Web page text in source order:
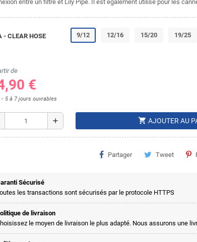
entre un filtre et Lily Pipe. Il est également utilisé pour les
- CLEAR HOSE
9/12 12/16 15/20 19/25
de
€
5 à 7 jours ouvrables
add shopping_cart AJOUTER AU
Partager Tweet
Sécurisé
les transactions sont sécurisés par le protocole HTTPS
de livraison
le moyen de livraison le plus adapté. Nous assurons une